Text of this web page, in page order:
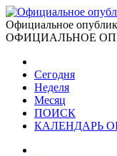
Официальное
ОФИЦИАЛЬНОЕ
Сегодня
Неделя
Месяц
ПОИСК
КАЛЕНДАРЬ